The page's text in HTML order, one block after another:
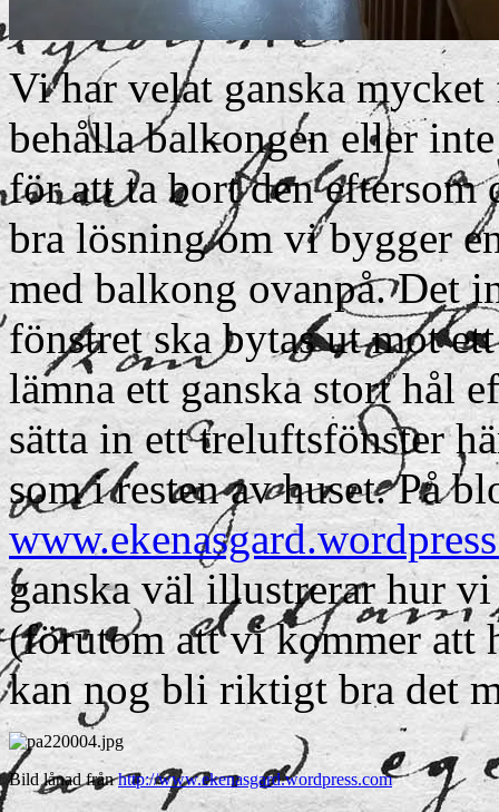
Vi har velat ganska
behålla balkongen eller
för att ta bort den
bra lösning om vi bygger
med balkong ovanpå. Det
fönstret ska bytas ut mot
lämna ett ganska stort hål
sätta in ett treluftsfönster
som i resten av huset. På
ganska väl illustrerar hur
(förutom att vi kommer att
kan nog bli riktigt bra det
Bild lånad frånhttp://www.ekenasgard.wordpress.com